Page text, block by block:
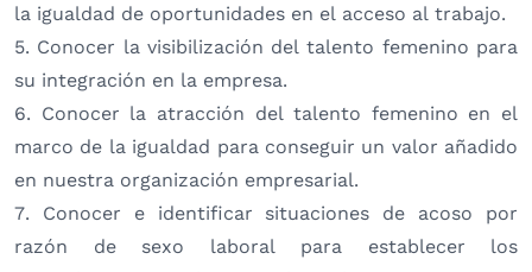
la igualdad de oportunidades en el acceso al trabajo.
5. Conocer la visibilización del talento femenino para
su integración en la empresa.
6. Conocer la atracción del talento femenino en el
marco de la igualdad para conseguir un valor añadido
en nuestra organización empresarial.
7. Conocer e identificar situaciones de acoso por
razón de sexo laboral para establecer los